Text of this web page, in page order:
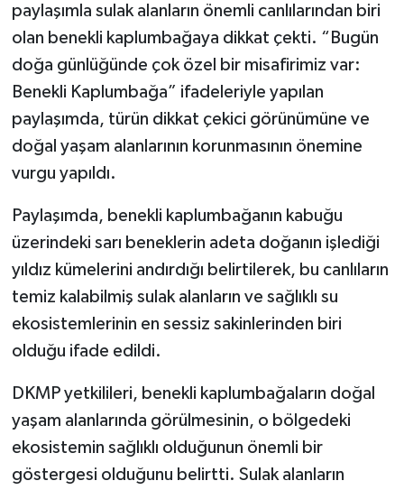
paylaşımla sulak alanların önemli canlılarından biri
olan benekli kaplumbağaya dikkat çekti. “Bugün
doğa günlüğünde çok özel bir misafirimiz var:
Benekli Kaplumbağa” ifadeleriyle yapılan
paylaşımda, türün dikkat çekici görünümüne ve
doğal yaşam alanlarının korunmasının önemine
vurgu yapıldı.
Paylaşımda, benekli kaplumbağanın kabuğu
üzerindeki sarı beneklerin adeta doğanın işlediği
yıldız kümelerini andırdığı belirtilerek, bu canlıların
temiz kalabilmiş sulak alanların ve sağlıklı su
ekosistemlerinin en sessiz sakinlerinden biri
olduğu ifade edildi.
DKMP yetkilileri, benekli kaplumbağaların doğal
yaşam alanlarında görülmesinin, o bölgedeki
ekosistemin sağlıklı olduğunun önemli bir
göstergesi olduğunu belirtti. Sulak alanların